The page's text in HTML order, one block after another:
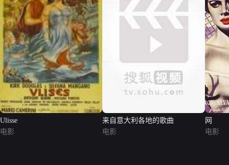
Ulisse
电影
来自意大利各地的歌曲
电影
网
电影